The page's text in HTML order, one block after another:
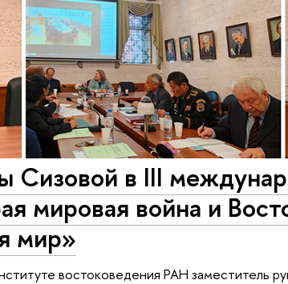
Сизовой в III
мировая война и
мир»
востоковедения РАН заместитель